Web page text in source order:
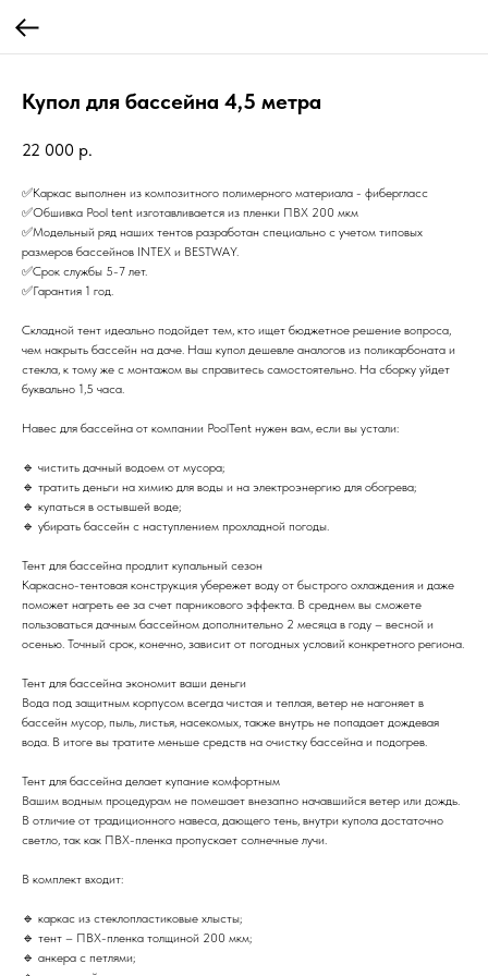
Купол для бассейна 4,5 метра
22 000 р.
✅️Каркас выполнен из композитного полимерного материала - фибергласс
✅️Обшивка Рооl tеnt изготавливается из пленки ПВХ 200 мкм
✅️Модельный ряд наших тентов разработан специально с учетом типовых
размеров бассейнов INТЕХ и ВЕSТWАY.
✅️Срок службы 5-7 лет.
✅️Гарантия 1 год.
Складной тент идеально подойдет тем, кто ищет бюджетное решение вопроса,
чем накрыть бассейн на даче. Наш купол дешевле аналогов из поликарбоната и
стекла, к тому же с монтажом вы справитесь самостоятельно. На сборку уйдет
буквально 1,5 часа.
Навес для бассейна от компании РооlТеnt нужен вам, если вы устали:
🔹 чистить дачный водоем от мусора;
🔹 тратить деньги на химию для воды и на электроэнергию для обогрева;
🔹 купаться в остывшей воде;
🔹 убирать бассейн с наступлением прохладной погоды.
Тент для бассейна продлит купальный сезон
Каркасно-тентовая конструкция убережет воду от быстрого охлаждения и даже
поможет нагреть ее за счет парникового эффекта. В среднем вы сможете
пользоваться дачным бассейном дополнительно 2 месяца в году – весной и
осенью. Точный срок, конечно, зависит от погодных условий конкретного региона.
Тент для бассейна экономит ваши деньги
Вода под защитным корпусом всегда чистая и теплая, ветер не нагоняет в
бассейн мусор, пыль, листья, насекомых, также внутрь не попадает дождевая
вода. В итоге вы тратите меньше средств на очистку бассейна и подогрев.
Тент для бассейна делает купание комфортным
Вашим водным процедурам не помешает внезапно начавшийся ветер или дождь.
В отличие от традиционного навеса, дающего тень, внутри купола достаточно
светло, так как ПВХ-пленка пропускает солнечные лучи.
В комплект входит:
🔹 каркас из стеклопластиковые хлысты;
🔹 тент – ПВХ-пленка толщиной 200 мкм;
🔹 анкера с петлями;